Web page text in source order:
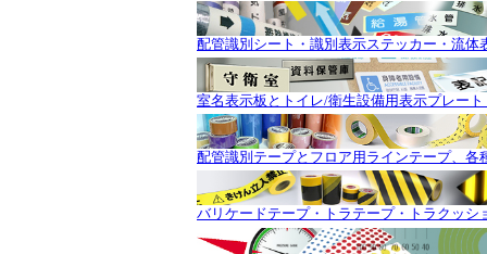
配管識別シート・識別表示ステッカー・流体
室名表示板とトイレ/衛生設備用表示プレー
配管識別テープとフロア用ラインテープ、各
バリケードテープ・トラテープ・トラクッシ